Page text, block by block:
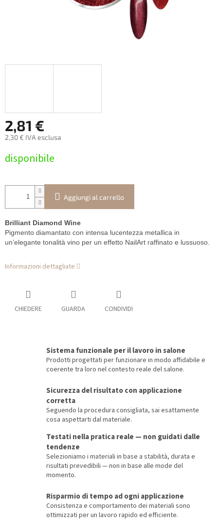
2,81 €
2,30 € IVA esclusa
della
disponibile
Aggiungi al carrello
Brilliant Diamond Wine
Pigmento diamantato con intensa lucentezza metallica in
un’elegante tonalità vino per un effetto NailArt raffinato e lussuoso.
Informazioni dettagliate
CHIEDERE GUARDA CONDIVIDI
Sistema funzionale per il lavoro in salone
Prodotti progettati per funzionare in modo affidabile e
coerente tra loro nel contesto reale del salone.
Sicurezza del risultato con applicazione
corretta
Seguendo la procedura consigliata, sai esattamente
cosa aspettarti dal materiale.
Testati nella pratica reale — non guidati dalle
tendenze
Selezioniamo i materiali in base a stabilità, durata e
risultati prevedibili — non in base alle mode del
momento.
Risparmio di tempo ad ogni applicazione
Consistenza e comportamento dei materiali sono
ottimizzati per un lavoro rapido ed efficiente.